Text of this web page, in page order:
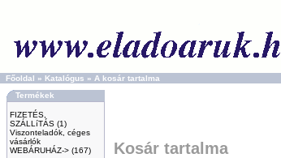
Főoldal » Katalógus » A kosár tartalma
Termékek
FIZETÉS,
SZÁLLíTÁS (1)
Viszonteladók, céges
vásárlók
WEBÁRUHÁZ-> (167) Kosár tartalma